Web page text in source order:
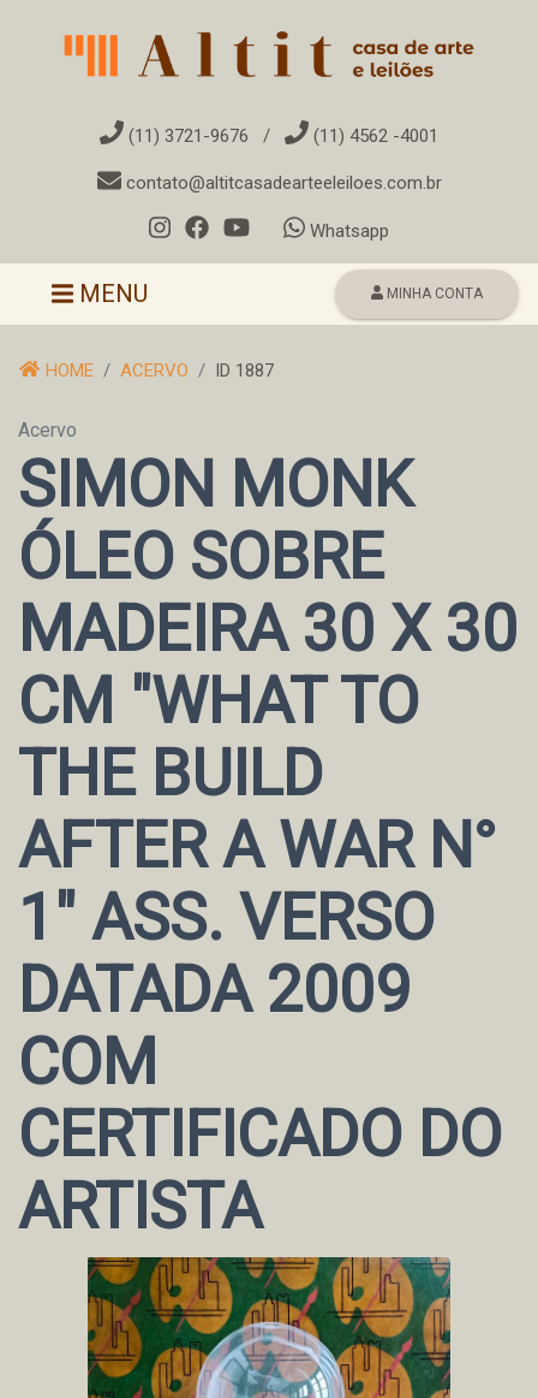
(11) 3721-9676 / (11) 4562 -4001
contato@altitcasadearteeleiloes.com.br
Whatsapp
Toggle navigation
MENU MINHA CONTA
HOME ACERVO ID 1887
Acervo
SIMON MONK
ÓLEO SOBRE
MADEIRA 30 X 30
CM "WHAT TO
THE BUILD
AFTER A WAR N°
1" ASS. VERSO
DATADA 2009
COM
CERTIFICADO DO
ARTISTA